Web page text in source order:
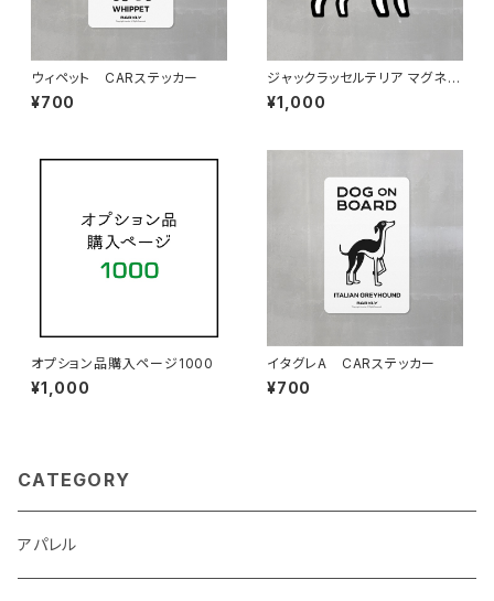
ウィペット CARステッカー
¥700
ジャックラッセルテリア マグネッ
ト
¥1,000
オプション品購入ページ1000
¥1,000
イタグレA CARステッカー
¥700
CATEGORY
アパレル